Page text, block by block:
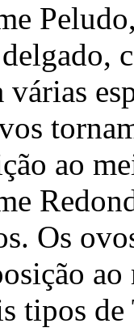
Peludo,
várias
ao
Os
tipos de